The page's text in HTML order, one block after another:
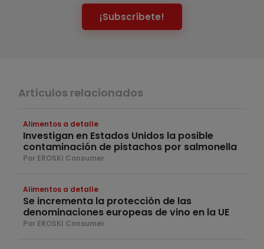
¡Subscríbete!
Artículos relacionados
Alimentos a detalle
Investigan en Estados Unidos la posible
contaminación de pistachos por salmonella
Por EROSKI Consumer
Alimentos a detalle
Se incrementa la protección de las
denominaciones europeas de vino en la UE
Por EROSKI Consumer